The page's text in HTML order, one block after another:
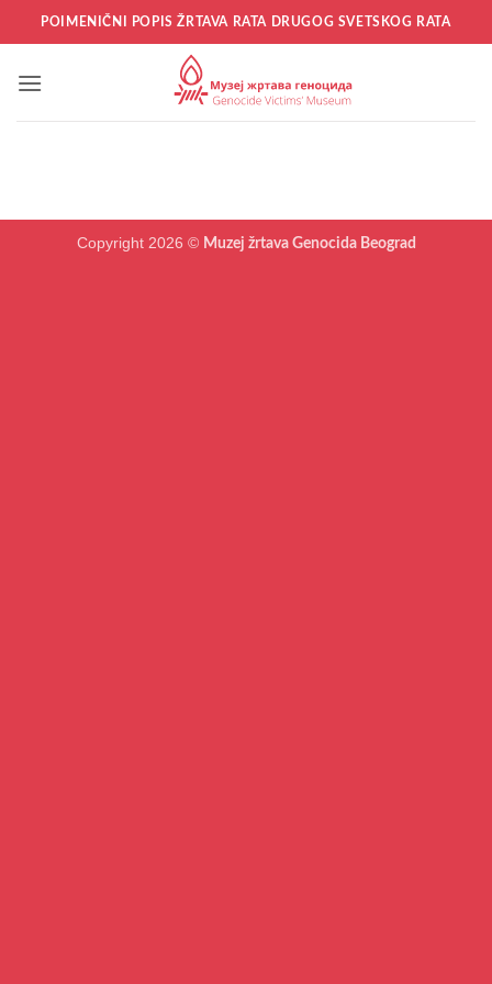
Прескочи
на
POIMENIČNI POPIS ŽRTAVA RATA DRUGOG SVETSKOG RATA
Copyright 2026 © Muzej žrtava Genocida Beograd